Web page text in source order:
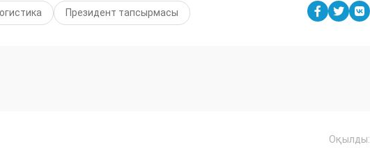
Президент тапсырмасы
Оқылды: